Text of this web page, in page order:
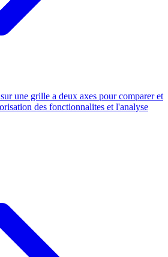
une grille a deux axes pour comparer et
des fonctionnalites et l'analyse